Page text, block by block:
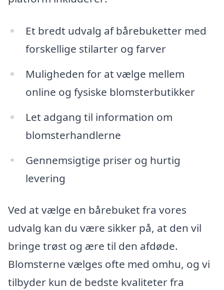
Et bredt udvalg af bårebuketter med
forskellige stilarter og farver
Muligheden for at vælge mellem
online og fysiske blomsterbutikker
Let adgang til information om
blomsterhandlerne
Gennemsigtige priser og hurtig
levering
Ved at vælge en bårebuket fra vores
udvalg kan du være sikker på, at den vil
bringe trøst og ære til den afdøde.
Blomsterne vælges ofte med omhu, og vi
tilbyder kun de bedste kvaliteter fra